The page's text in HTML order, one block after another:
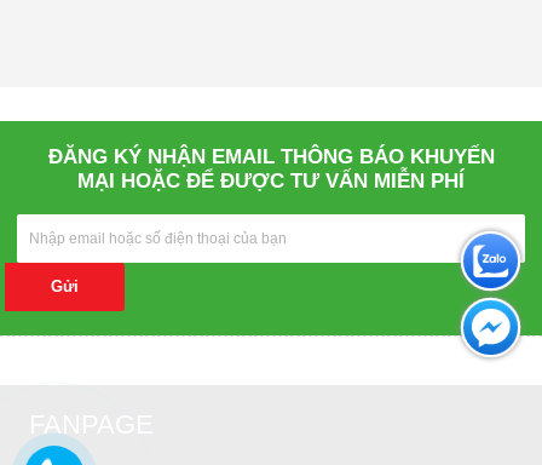
ĐĂNG KÝ NHẬN EMAIL THÔNG BÁO KHUYẾN
MẠI HOẶC ĐỂ ĐƯỢC TƯ VẤN MIỄN PHÍ
Gửi
FANPAGE